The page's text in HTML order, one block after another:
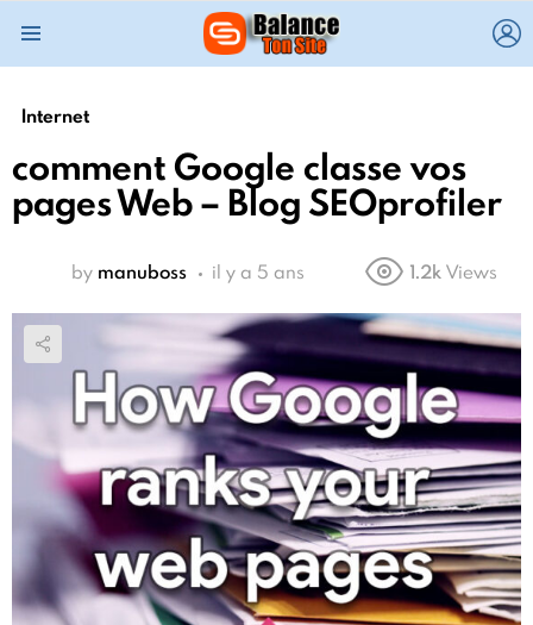
Internet
comment Google classe vos
pages Web – Blog SEOprofiler
by manuboss il y a 5 ans 1.2k Views